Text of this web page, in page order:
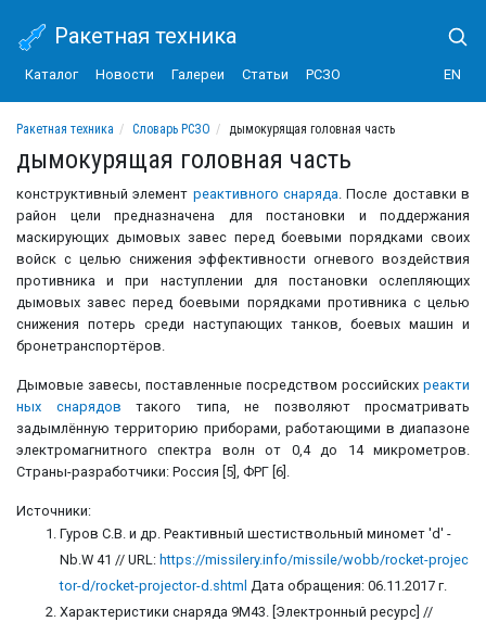
Ракетная техника
Каталог Новости Галереи Статьи РСЗО EN
Ракетная техника Словарь РСЗО дымокурящая головная часть
дымокурящая головная часть
конструктивный элемент реактивного снаряда. После доставки в
район цели предназначена для постановки и поддержания
маскирующих дымовых завес перед боевыми порядками своих
войск с целью снижения эффективности огневого воздействия
противника и при наступлении для постановки ослепляющих
дымовых завес перед боевыми порядками противника с целью
снижения потерь среди наступающих танков, боевых машин и
бронетранспортёров.
Дымовые завесы, поставленные посредством российских реакти
ных снарядов такого типа, не позволяют просматривать
задымлённую территорию приборами, работающими в диапазоне
электромагнитного спектра волн от 0,4 до 14 микрометров.
Страны-разработчики: Россия [5], ФРГ [6].
Источники:
Гуров С.В. и др. Реактивный шестиствольный миномет 'd' -
Nb.W 41 // URL: https://missilery.info/missile/wobb/rocket-projec
tor-d/rocket-projector-d.shtml Дата обращения: 06.11.2017 г.
Характеристики снаряда 9М43. [Электронный ресурс] //